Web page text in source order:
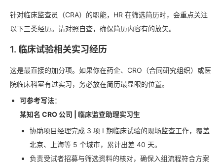
针对临床监查员（CRA）的职能，HR 在筛选简历时，会重点关注
以下三类经历。请对照自查，确保简历内容有的放矢。
1. 临床试验相关实习经历
这是最直接的加分项。如果你在药企、CRO（合同研究组织）或医
院临床科室有过实习，务必放在简历最显眼的位置。
可参考写法：
某知名 CRO 公司 | 临床监查助理实习生
协助项目经理完成 3 项 I 期临床试验的现场监查工作，覆盖
北京、上海等 5 个城市，累计出差 40 天。
负责受试者招募与筛选资料的核对，确保入组流程符合方案